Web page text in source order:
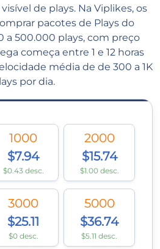
de plays. Na Viplikes, os
pacotes de Plays do
a 500.000 plays, com preço
começa entre 1 e 12 horas
média de de 300 a 1K
por dia.
1000
$7.94
$0.43 desc.
2000
$15.74
$1.00 desc.
3000
$25.11
$0 desc.
5000
$36.74
$5.11 desc.